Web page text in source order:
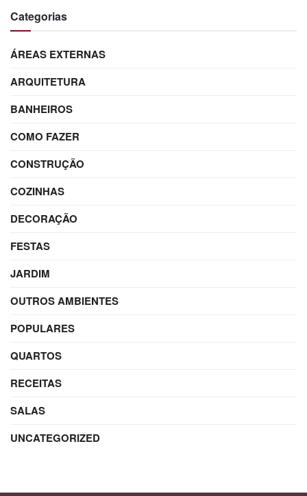
Categorias
ÁREAS EXTERNAS
ARQUITETURA
BANHEIROS
COMO FAZER
CONSTRUÇÃO
COZINHAS
DECORAÇÃO
FESTAS
JARDIM
OUTROS AMBIENTES
POPULARES
QUARTOS
RECEITAS
SALAS
UNCATEGORIZED